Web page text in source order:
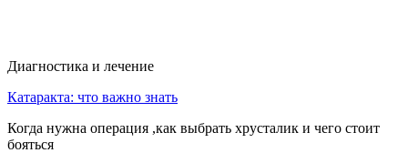
Диагностика и лечение
Катаракта: что важно знать
Когда нужна операция ,как выбрать хрусталик и чего стоит
бояться